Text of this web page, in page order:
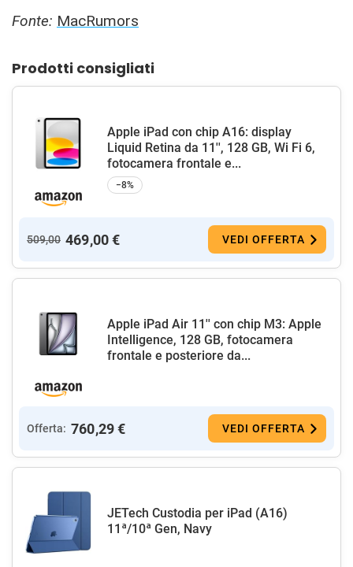
Fonte: MacRumors
Prodotti consigliati
Apple iPad con chip A16: display
Liquid Retina da 11'', 128 GB, Wi Fi 6,
fotocamera frontale e...
−8%
509,00 469,00 € VEDI OFFERTA
Apple iPad Air 11'' con chip M3: Apple
Intelligence, 128 GB, fotocamera
frontale e posteriore da...
Offerta: 760,29 € VEDI OFFERTA
JETech Custodia per iPad (A16)
11ª/10ª Gen, Navy